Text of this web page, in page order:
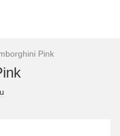
Pink